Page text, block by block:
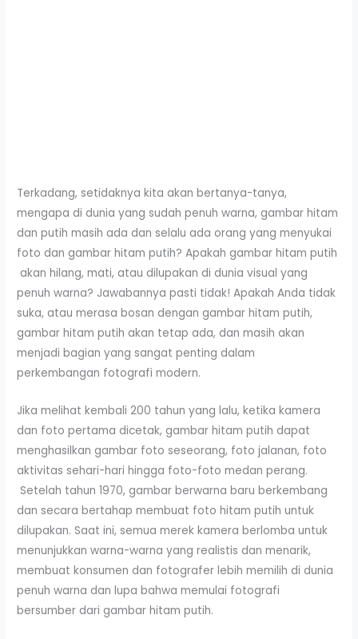
Terkadang, setidaknya kita akan bertanya-tanya,
mengapa di dunia yang sudah penuh warna, gambar hitam
dan putih masih ada dan selalu ada orang yang menyukai
foto dan gambar hitam putih? Apakah gambar hitam putih
akan hilang, mati, atau dilupakan di dunia visual yang
penuh warna? Jawabannya pasti tidak! Apakah Anda tidak
suka, atau merasa bosan dengan gambar hitam putih,
gambar hitam putih akan tetap ada, dan masih akan
menjadi bagian yang sangat penting dalam
perkembangan fotografi modern.
Jika melihat kembali 200 tahun yang lalu, ketika kamera
dan foto pertama dicetak, gambar hitam putih dapat
menghasilkan gambar foto seseorang, foto jalanan, foto
aktivitas sehari-hari hingga foto-foto medan perang.
Setelah tahun 1970, gambar berwarna baru berkembang
dan secara bertahap membuat foto hitam putih untuk
dilupakan. Saat ini, semua merek kamera berlomba untuk
menunjukkan warna-warna yang realistis ​​dan menarik,
membuat konsumen dan fotografer lebih memilih di dunia
penuh warna dan lupa bahwa memulai fotografi
bersumber dari gambar hitam putih.